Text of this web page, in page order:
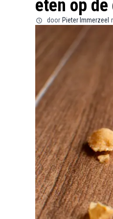
eten op
door Pieter Immerzeel